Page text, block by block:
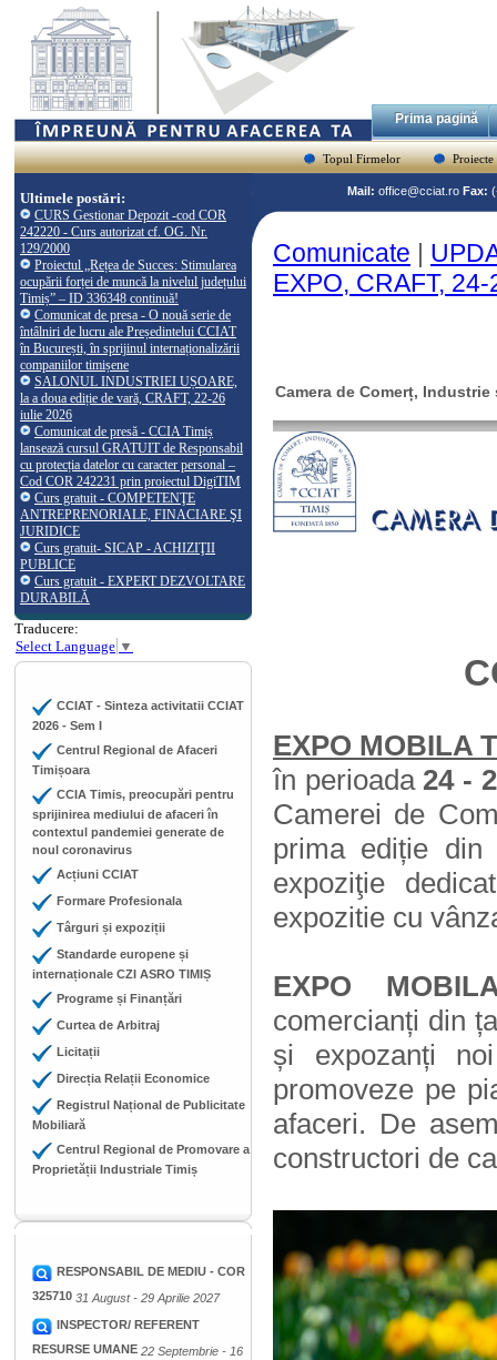
Prima pagină
Topul Firmelor Proiecte
Ultimele postări:
CURS Gestionar Depozit -cod COR
242220 - Curs autorizat cf. OG. Nr.
129/2000
Proiectul „Rețea de Succes: Stimularea
ocupării forței de muncă la nivelul județului
Timiș” – ID 336348 continuă!
Comunicat de presa - O nouă serie de
întâlniri de lucru ale Președintelui CCIAT
în București, în sprijinul internaționalizării
companiilor timișene
SALONUL INDUSTRIEI UȘOARE,
la a doua ediție de vară, CRAFT, 22-26
iulie 2026
Comunicat de presă - CCIA Timiș
lansează cursul GRATUIT de Responsabil
cu protecția datelor cu caracter personal –
Cod COR 242231 prin proiectul DigiTIM
Curs gratuit - COMPETENŢE
ANTREPRENORIALE, FINACIARE ŞI
JURIDICE
Curs gratuit- SICAP - ACHIZIŢII
PUBLICE
Curs gratuit - EXPERT DEZVOLTARE
DURABILĂ
Traducere:
Select Language ▼
CCIAT - Sinteza activitatii CCIAT
2026 - Sem I
Centrul Regional de Afaceri
Timișoara
CCIA Timis, preocupări pentru
sprijinirea mediului de afaceri în
contextul pandemiei generate de
noul coronavirus
Acțiuni CCIAT
Formare Profesionala
Târguri și expoziții
Standarde europene și
internaționale CZI ASRO TIMIȘ
Programe și Finanțări
Curtea de Arbitraj
Licitații
Direcția Relații Economice
Registrul Național de Publicitate
Mobiliară
Centrul Regional de Promovare a
Proprietății Industriale Timiș
RESPONSABIL DE MEDIU - COR
325710 31 August - 29 Aprilie 2027
INSPECTOR/ REFERENT
RESURSE UMANE 22 Septembrie - 16
Mail: office@cciat.ro Fax:
Comunicate |
EXPO, CRAFT,
Camera de Comerț,
EXPO MOBILA
în perioada 24 -
Camerei de
prima ediție
expoziţie
expozitie cu
EXPO
comercianți din
și expozanți
promoveze pe
afaceri. De
constructori de